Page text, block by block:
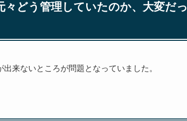
どう管理していたのか、大変だっ
来ないところが問題となっていました。